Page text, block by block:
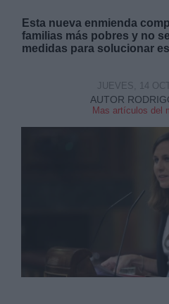
Esta nueva enmienda
familias más pobres y no
medidas para solucionar
AUTOR
Mas artículos del
JUEVES, 14